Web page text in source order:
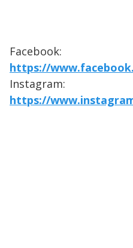
Facebook:
https://
Instagram:
https://